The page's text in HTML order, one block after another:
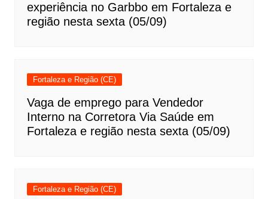
experiência no Garbbo em Fortaleza e
região nesta sexta (05/09)
Fortaleza e Região (CE)
Vaga de emprego para Vendedor
Interno na Corretora Via Saúde em
Fortaleza e região nesta sexta (05/09)
Fortaleza e Região (CE)